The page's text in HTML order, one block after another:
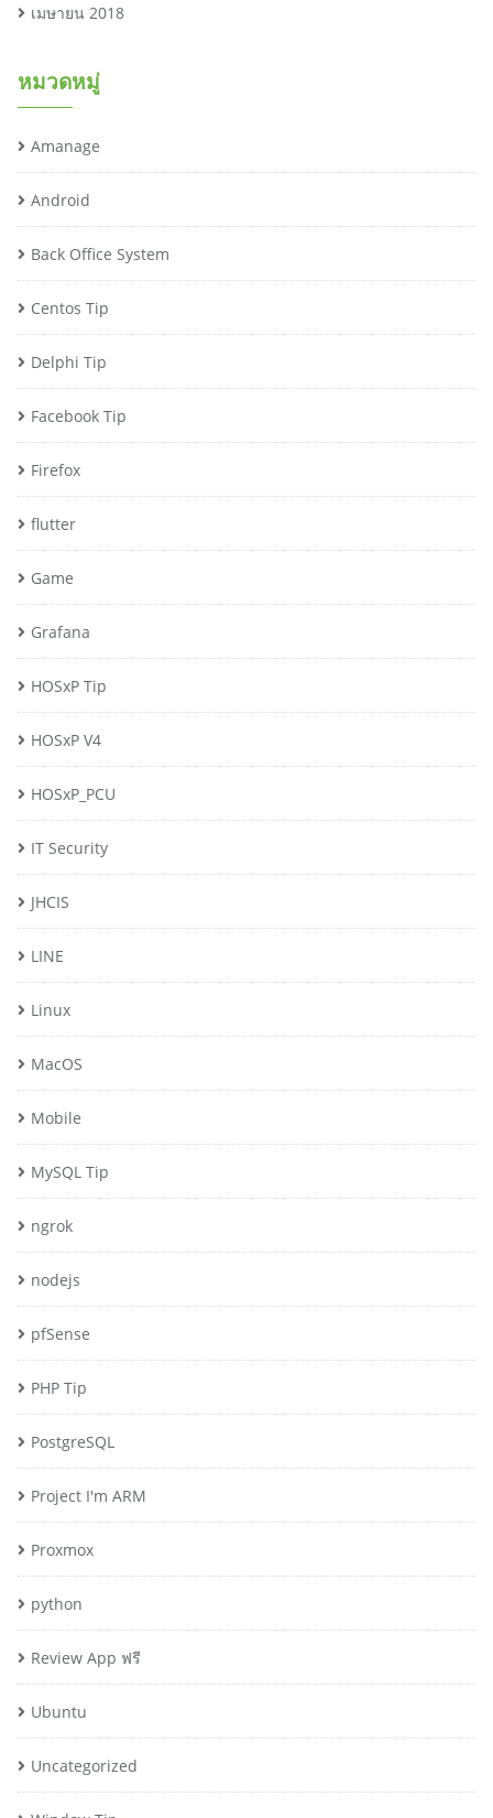
เมษายน 2018
หมวดหมู่
Amanage
Android
Back Office System
Centos Tip
Delphi Tip
Facebook Tip
Firefox
flutter
Game
Grafana
HOSxP Tip
HOSxP V4
HOSxP_PCU
IT Security
JHCIS
LINE
Linux
MacOS
Mobile
MySQL Tip
ngrok
nodejs
pfSense
PHP Tip
PostgreSQL
Project I'm ARM
Proxmox
python
Review App ฟรี
Ubuntu
Uncategorized